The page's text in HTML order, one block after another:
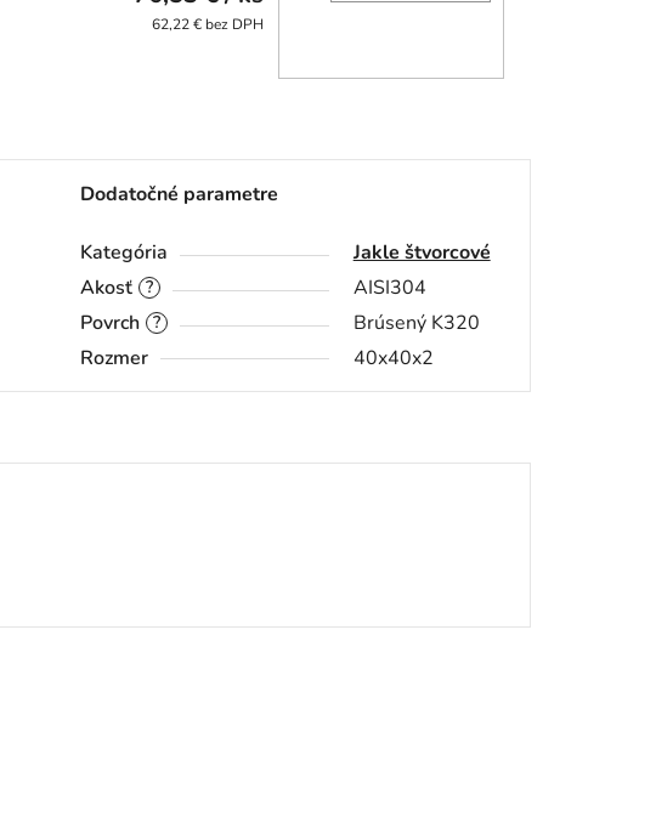
62,22 € bez DPH
Dodatočné parametre
Kategória Jakle štvorcové
?
Akosť AISI304
?
Povrch
Brúsený K320
Rozmer
40x40x2